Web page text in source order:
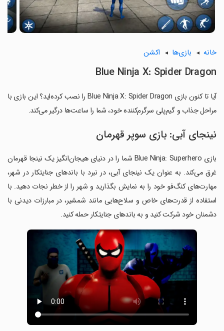
خانه بازی‌ها اکشن
Blue Ninja X: Spider Dragon
آیا تا کنون بازی Blue Ninja X: Spider Dragon را نصب کرده‌اید؟ این بازی با
مراحل جذاب و گیم‌پلی سرگرم‌کننده خود، شما را ساعت‌ها درگیر می‌کند.
نینجای آبی: بازی سوپر قهرمان
بازی Blue Ninja: Superhero شما را در دنیای هیجان‌انگیز یک نینجا قهرمان
غرق می‌کند. به عنوان یک نینجای آبی، در نبرد با باندهای جنایتکار در شهر،
مهارت‌های کنگ‌فو خود را به نمایش بگذارید و شهر را از خطر نجات دهید. با
استفاده از قدرت‌های خاص و سلاح‌هایی مانند شمشیر، در مبارزات دیدنی با
دشمنان خود شرکت کنید و به باندهای جنایتکار حمله کنید.